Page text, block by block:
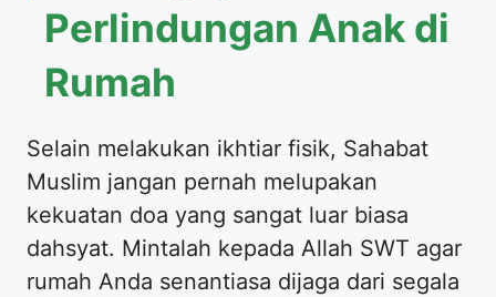
Perlindungan Anak di
Rumah
Selain melakukan ikhtiar fisik, Sahabat
Muslim jangan pernah melupakan
kekuatan doa yang sangat luar biasa
dahsyat. Mintalah kepada Allah SWT agar
rumah Anda senantiasa dijaga dari segala